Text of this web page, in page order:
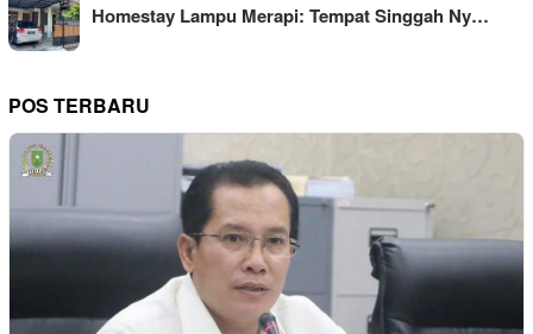
Homestay Lampu Merapi: Tempat Singgah Ny…
POS TERBARU